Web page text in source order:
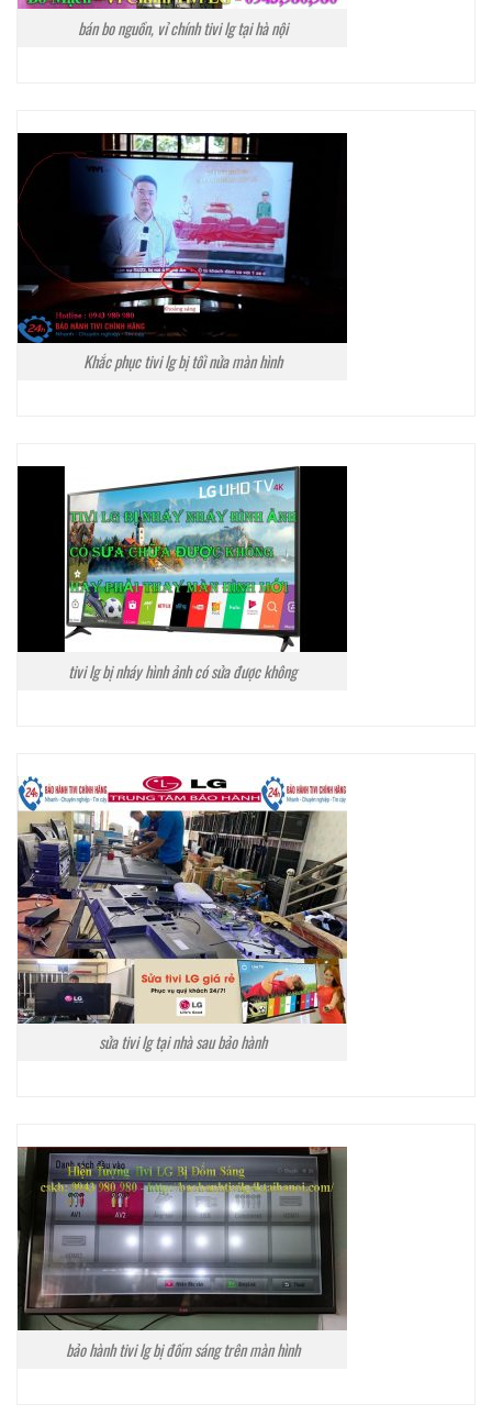
bán bo nguồn, vỉ chính tivi lg tại hà nội
Khắc phục tivi lg bị tối nửa màn hình
tivi lg bị nháy hình ảnh có sửa được không
sửa tivi lg tại nhà sau bảo hành
bảo hành tivi lg bị đốm sáng trên màn hình